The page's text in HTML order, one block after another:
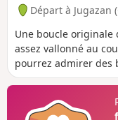
Départ à Jugazan
Une boucle originale
assez vallonné au
pourrez admirer des
vue, un dolmen, une
Vous pouvez aussi